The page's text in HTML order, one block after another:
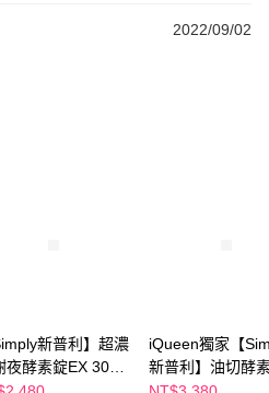
2022/09/02
新普利】超濃
夜酵素錠EX 30顆
iQueen獨家【
新普利】油切酵